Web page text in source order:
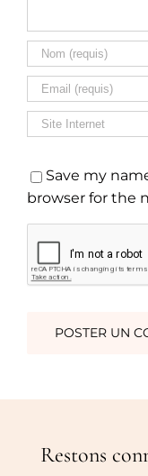
Save my
browser for the
Restons